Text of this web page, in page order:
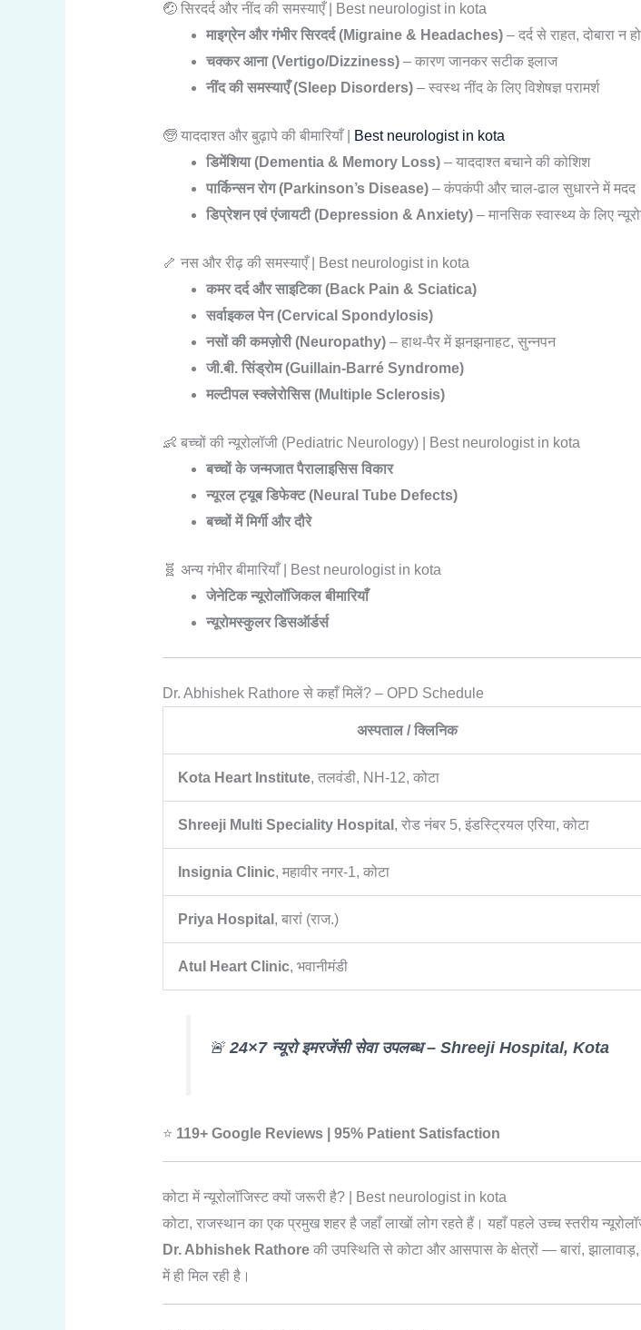
🤕 सिरदर्द और नींद की समस्याएँ | Best neurologist in kota
माइग्रेन और गंभीर सिरदर्द (Migraine & Headaches)– दर्द से राहत, दोबारा न
चक्कर आना (Vertigo/Dizziness)– कारण जानकर सटीक इलाज
नींद की समस्याएँ (Sleep Disorders)– स्वस्थ नींद के लिए विशेषज्ञ परामर्श
🧓 याददाश्त और बुढ़ापे की बीमारियाँ |
Best neurologist in kota
डिमेंशिया (Dementia & Memory Loss)– याददाश्त बचाने की कोशिश
पार्किन्सन रोग (Parkinson’s Disease)– कंपकंपी और चाल-ढाल सुधारने में मदद
डिप्रेशन एवं एंजायटी (Depression & Anxiety)– मानसिक स्वास्थ्य के लिए
🦴 नस और रीढ़ की समस्याएँ | Best neurologist in kota
कमर दर्द और साइटिका (Back Pain & Sciatica)
सर्वाइकल पेन (Cervical Spondylosis)
नसों की कमज़ोरी (Neuropathy)– हाथ-पैर में झनझनाहट, सुन्नपन
जी.बी. सिंड्रोम (Guillain-Barré Syndrome)
मल्टीपल स्क्लेरोसिस (Multiple Sclerosis)
👶 बच्चों की न्यूरोलॉजी (Pediatric Neurology) | Best neurologist in kota
बच्चों के जन्मजात पैरालाइसिस विकार
न्यूरल ट्यूब डिफेक्ट (Neural Tube Defects)
बच्चों में मिर्गी और दौरे
🧬 अन्य गंभीर बीमारियाँ | Best neurologist in kota
जेनेटिक न्यूरोलॉजिकल बीमारियाँ
न्यूरोमस्कुलर डिसऑर्डर्स
Dr. Abhishek Rathore से कहाँ मिलें? – OPD Schedule
अस्पताल / क्लिनिक
Kota Heart Institute, तलवंडी, NH-12, कोटा
Shreeji Multi Speciality Hospital , रोड नंबर 5, इंडस्ट्रियल एरिया, कोटा
Insignia Clinic, महावीर नगर-1, कोटा
Priya Hospital , बारां (राज.)
Atul Heart Clinic, भवानीमंडी
🚨24×7 न्यूरो इमरजेंसी सेवा उपलब्ध – Shreeji Hospital, Kota
⭐ 119+ Google Reviews | 95% Patient Satisfaction
कोटा में न्यूरोलॉजिस्ट क्यों जरूरी है? | Best neurologist in kota
कोटा, राजस्थान का एक प्रमुख शहर है जहाँ लाखों लोग रहते हैं। यहाँ पहले उच्च स्तरीय
Dr. Abhishek Rathoreकी उपस्थिति से कोटा और आसपास के क्षेत्रों — बारां,
में ही मिल रही है।